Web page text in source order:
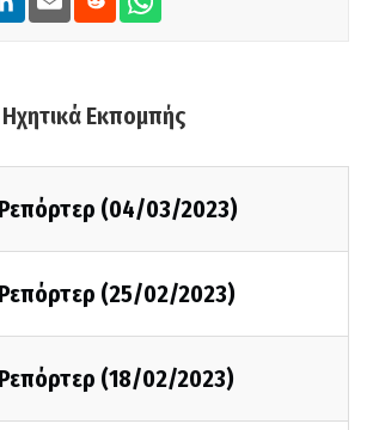
Εκπομπής
(04/03/2023)
(25/02/2023)
(18/02/2023)